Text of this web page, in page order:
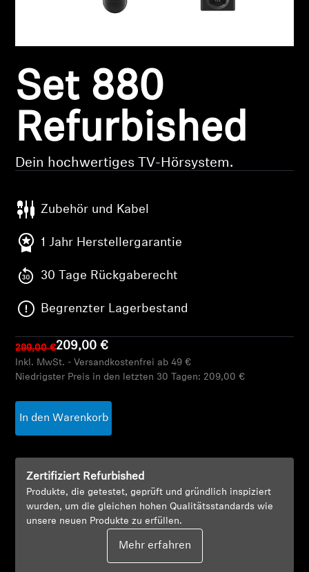
Hearing
Hearing
Soundbars
AMBEO Soundbars und Subs
AMBEO entdecken
Über uns
Innovationen
Set 880
Refurbished
Dein hochwertiges TV-Hörsystem.
Zubehör und Kabel
1 Jahr Herstellergarantie
30 Tage Rückgaberecht
Begrenzter Lagerbestand
299,00 €209,00 €
Inkl. MwSt. - Versandkostenfrei ab 49 €
Niedrigster Preis in den letzten 30 Tagen: 209,00 €
In den Warenkorb
Zertifiziert Refurbished
Produkte, die getestet, geprüft und gründlich inspiziert
wurden, um die gleichen hohen Qualitätsstandards wie
unsere neuen Produkte zu erfüllen.
Mehr erfahren